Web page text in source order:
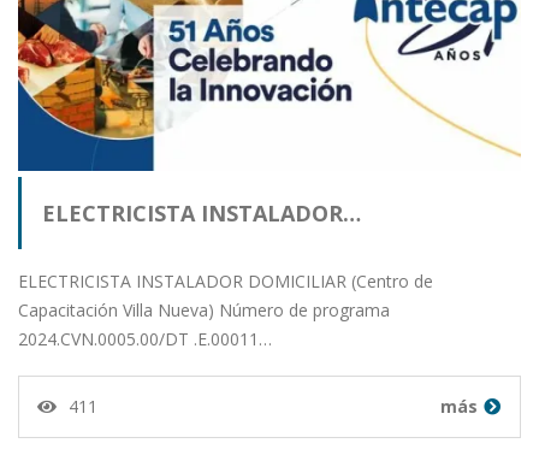
ELECTRICISTA INSTALADOR…
ELECTRICISTA INSTALADOR DOMICILIAR (Centro de
Capacitación Villa Nueva) Número de programa
2024.CVN.0005.00/DT .E.00011…
411 más